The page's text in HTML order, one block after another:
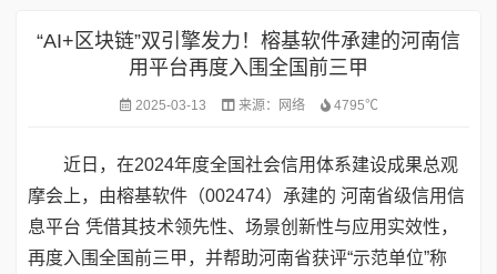
“AI+区块链”双引擎发力！榕基软件承建的河南信
用平台再度入围全国前三甲
2025-03-13 来源： 网络 4795℃
近日，在2024年度全国社会信用体系建设成果总观
摩会上，由榕基软件（002474）承建的 河南省级信用信
息平台 凭借其技术领先性、场景创新性与应用实效性，
再度入围全国前三甲，并帮助河南省获评“示范单位”称